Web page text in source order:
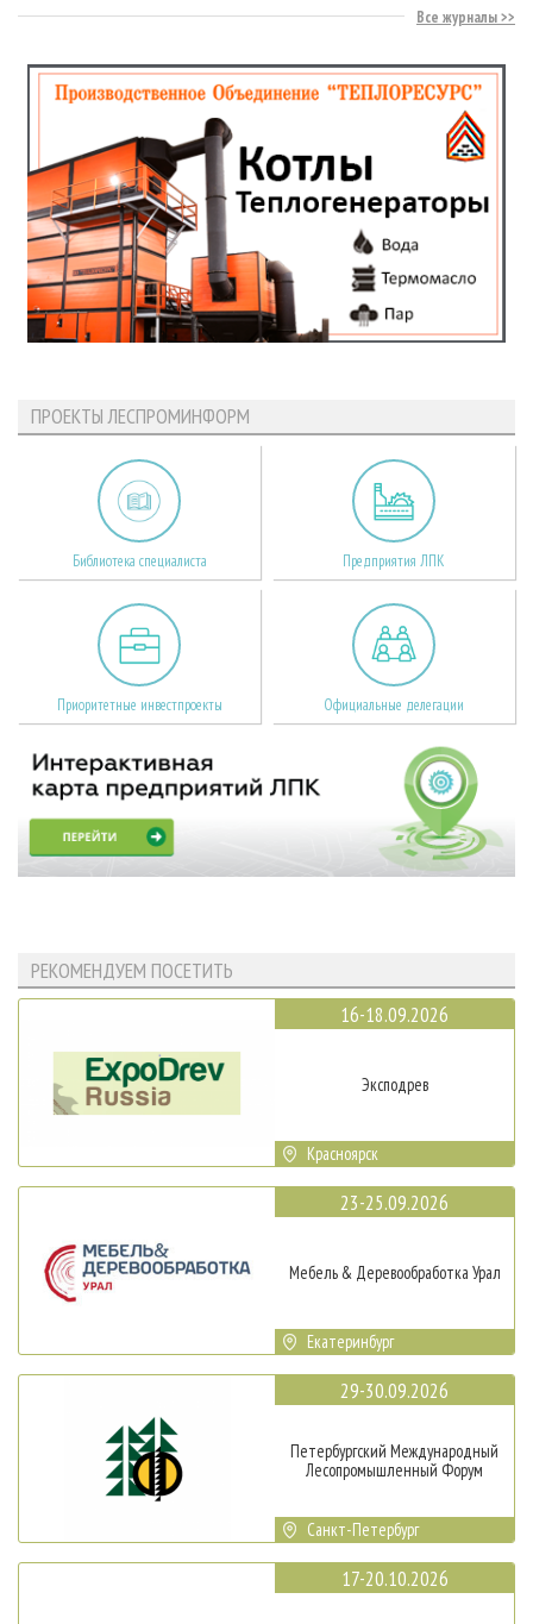
Все журналы
ПРОЕКТЫ ЛЕСПРОМИНФОРМ
Библиотека специалиста Предприятия ЛПК
Приоритетные инвестпроекты Официальные делегации
РЕКОМЕНДУЕМ ПОСЕТИТЬ
16-18.09.2026
Эксподрев
Красноярск
23-25.09.2026
Мебель & Деревообработка Урал
Екатеринбург
29-30.09.2026
Петербургский Международный
Лесопромышленный Форум
Санкт-Петербург
17-20.10.2026